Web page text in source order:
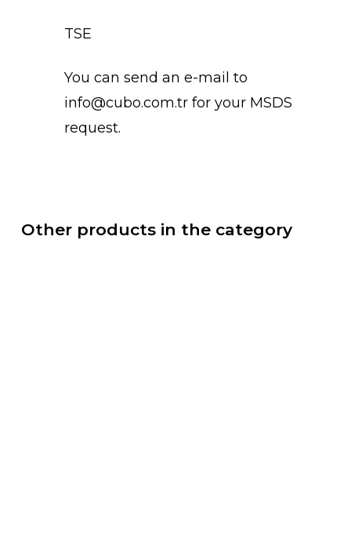
TSE
You can send an e-mail to
info@cubo.com.tr for your MSDS
request.
Other products in the category